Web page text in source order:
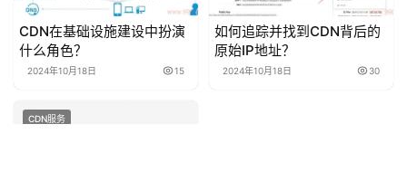
CDN在基础设施建设中扮演
什么角色？
2024年10月18日 15
如何追踪并找到CDN背后的
原始IP地址？
2024年10月18日 30
CDN服务